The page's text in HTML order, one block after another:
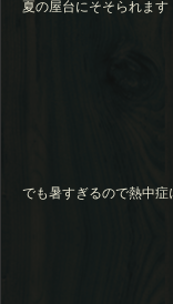
夏の屋台にそそられます
でも暑すぎるので熱中